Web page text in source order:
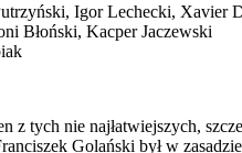
Igor Lechecki,
Błoński, Kacper Jaczewski
z tych nie najłatwiejszych,
Golański był w